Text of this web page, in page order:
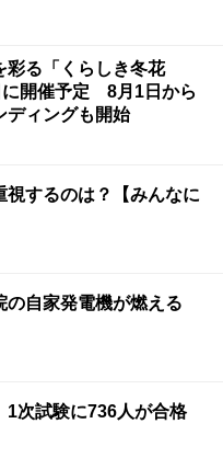
彩る「くらしき冬花
開催予定 8月1日から
ディングも開始
視するのは？【みんなに
の自家発電機が燃える
次試験に736人が合格